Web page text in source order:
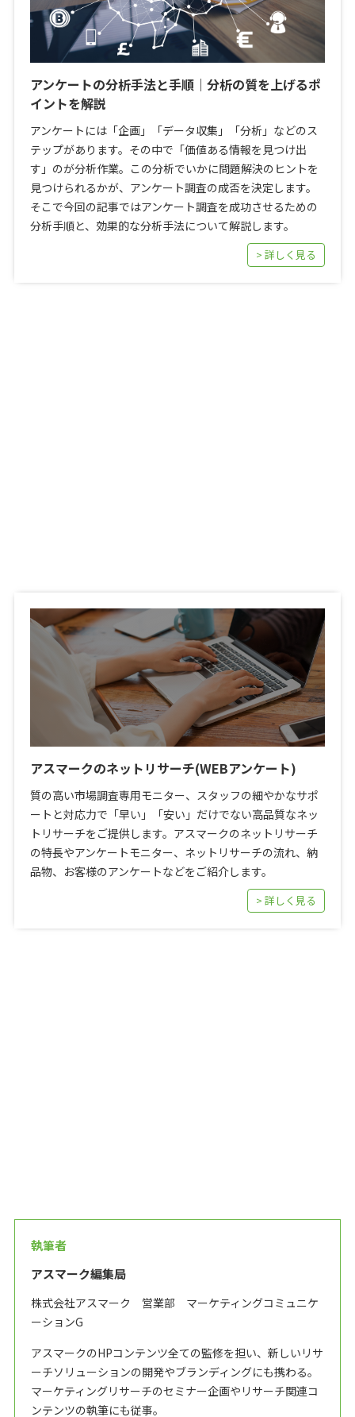
アンケートの分析手法と手順｜分析の質を上げるポ
イントを解説
アンケートには「企画」「データ収集」「分析」などのス
テップがあります。その中で「価値ある情報を見つけ出
す」のが分析作業。この分析でいかに問題解決のヒントを
見つけられるかが、アンケート調査の成否を決定します。
そこで今回の記事ではアンケート調査を成功させるための
分析手順と、効果的な分析手法について解説します。
> 詳しく見る
アスマークのネットリサーチ(WEBアンケート)
質の高い市場調査専用モニター、スタッフの細やかなサポ
ートと対応力で「早い」「安い」だけでない高品質なネッ
トリサーチをご提供します。アスマークのネットリサーチ
の特長やアンケートモニター、ネットリサーチの流れ、納
品物、お客様のアンケートなどをご紹介します。
> 詳しく見る
執筆者
アスマーク編集局
株式会社アスマーク 営業部 マーケティングコミュニケ
ーションG
アスマークのHPコンテンツ全ての監修を担い、新しいリサ
ーチソリューションの開発やブランディングにも携わる。
マーケティングリサーチのセミナー企画やリサーチ関連コ
ンテンツの執筆にも従事。